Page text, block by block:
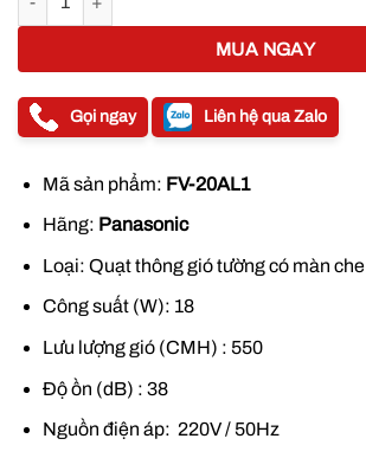
MUA NGAY
Gọi ngay Liên hệ qua Zalo
Mã sản phẩm: FV-20AL1
Hãng: Panasonic
Loại: Quạt thông gió tường có màn che
Công suất (W): 18
Lưu lượng gió (CMH) : 550
Độ ồn (dB) : 38
Nguồn điện áp: 220V / 50Hz